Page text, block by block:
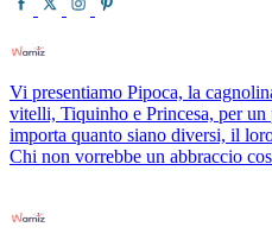
Vi presentiamo Pipoca, la
vitelli, Tiquinho e Princesa, per
importa quanto siano diversi, il
Chi non vorrebbe un abbraccio